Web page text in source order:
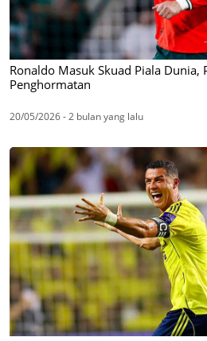
Ronaldo Masuk Skuad Piala Dunia,
Penghormatan
20/05/2026 - 2 bulan yang lalu